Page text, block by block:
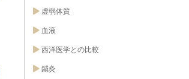
虚弱体質
血液
西洋医学との比較
鍼灸